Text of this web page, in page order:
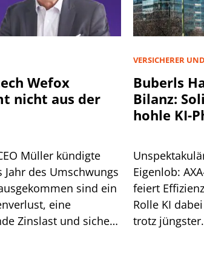
Wefox
nicht aus der
Müller kündigte
Jahr des Umschwungs
sind ein
eine
Zinslast und sicher
VERSICHERER
Buberls
Bilanz:
hohle KI-
Eigenlob:
feiert
Rolle KI
trotz jüngster